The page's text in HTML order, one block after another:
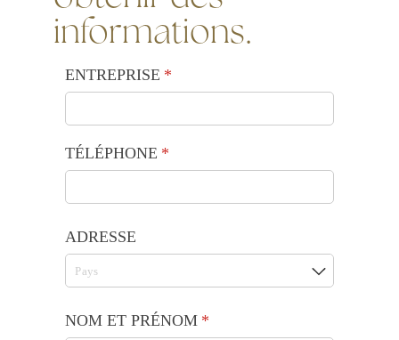
informations.
ENTREPRISE *
(requis)
TÉLÉPHONE *
(requis)
ADRESSE
NOM ET PRÉNOM *
(requis)